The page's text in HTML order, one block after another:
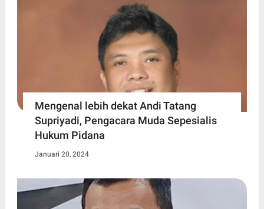
Mengenal lebih dekat Andi Tatang
Supriyadi, Pengacara Muda Sepesialis
Hukum Pidana
Januari 20, 2024